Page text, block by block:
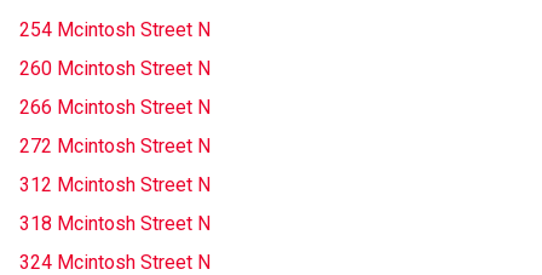
254 Mcintosh Street N
260 Mcintosh Street N
266 Mcintosh Street N
272 Mcintosh Street N
312 Mcintosh Street N
318 Mcintosh Street N
324 Mcintosh Street N